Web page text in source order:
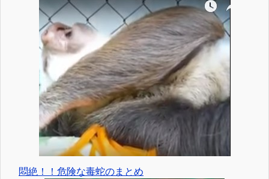
悶絶！！危険な毒蛇のまとめ